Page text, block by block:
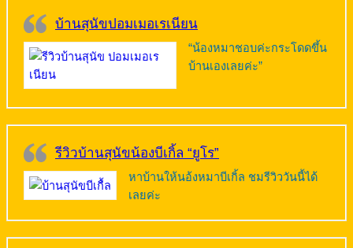
บ้านสุนัขปอมเมอเรเนียน
“น้องหมาชอบค่ะกระโดดขึ้น
บ้านเองเลยค่ะ”
รีวิวบ้านสุนัขน้องบีเกิ้ล “ยูโร”
หาบ้านให้นอ้งหมาบีเกิ้ล ชมรีวิววันนี้ได้
เลยค่ะ